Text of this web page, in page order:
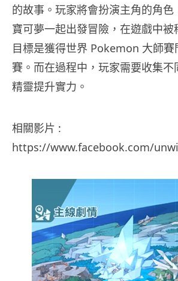
的故事。玩家將會扮演主角的角色
寶可夢一起出發冒險，在遊戲中被
目標是獲得世界 Pokemon 大師賽
賽。而在過程中，玩家需要收集
精靈提升實力。
相關影片 :
https://www.facebook.com/